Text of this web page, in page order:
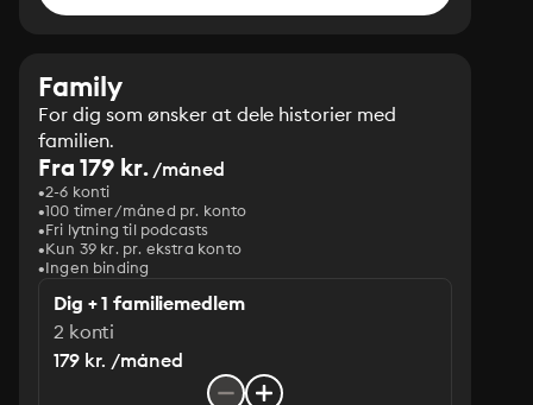
Family
For dig som ønsker at dele historier med
familien.
Fra 179 kr./måned
2-6 konti
100 timer/måned pr. konto
Fri lytning til podcasts
Kun 39 kr. pr. ekstra konto
Ingen binding
Dig + 1 familiemedlem
2 konti
179 kr. /måned